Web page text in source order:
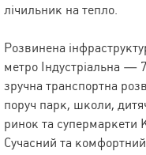
лічильник на тепло.
Розвинена
метро Індустріальна —
зручна транспортна
поруч парк, школи,
ринок та супермаркети
Сучасний та